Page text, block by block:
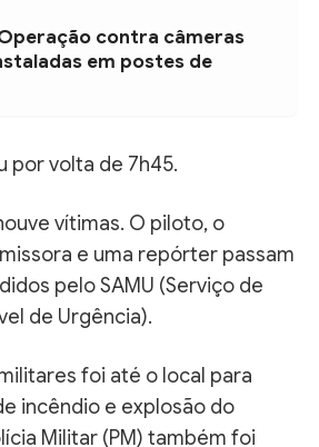
Operação contra câmeras
em postes de
por volta de 7h45.
vítimas. O piloto, o
e uma repórter passam
pelo SAMU (Serviço de
de Urgência).
foi até o local para
incêndio e explosão do
Militar (PM) também foi